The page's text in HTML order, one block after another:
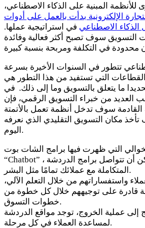
للأنظمة المبنية على الذكاء الاصطناعي،
الإلكترونية بدأت بالعمل على أدوات
الاصطناعي في استراتيجية عملها.
التسويق سوف تصبح أكثر فعالية وفائدة
تتطور في السنوات الأخيرة بسرعة
التي تستفيد من هذا التطور هي
ما يتعلق بالتسويق وما إلى ذلك. في
العديد من خبراء التسويق الرقمي، فإن
القادمة سوف تدخل أنظمة تعمل بالأتمتة
تأخذ مكان التسويق التقليدي الذي نعرفه
اليوم.
التي ظهرت فيها برامج الشات بوت
“Chatbot” ، يمكن أن تتواصل برامج الدردشة (Chatbots)
المتكاملة مع عملائك تمامًا مثل البشر.
واستفساراتهم من خلال التعلم الآلي،
قادرة على توجيههم خلال كل خطوة من
خطوات التسوق.
إلى عملية الخروج، توجد مواقع الدردشة
لمساعدة العملاء في كل مرحلة.